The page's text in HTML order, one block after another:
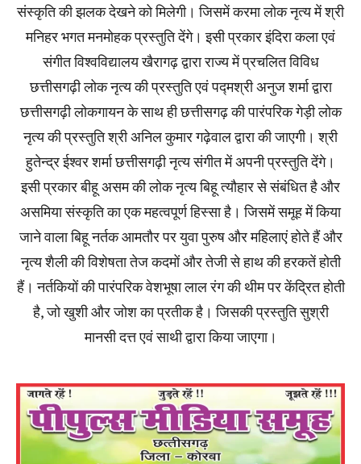
संस्कृति की झलक देखने को मिलेगी। जिसमें करमा लोक नृत्य में श्री
मनिहर भगत मनमोहक प्रस्तुति देंगे। इसी प्रकार इंदिरा कला एवं
संगीत विश्वविद्यालय खैरागढ़ द्वारा राज्य में प्रचलित विविध
छत्तीसगढ़ी लोक नृत्य की प्रस्तुति एवं पद्मश्री अनुज शर्मा द्वारा
छत्तीसगढ़ी लोकगायन के साथ ही छत्तीसगढ़ की पारंपरिक गेड़ी लोक
नृत्य की प्रस्तुति श्री अनिल कुमार गढ़ेवाल द्वारा की जाएगी। श्री
हुतेन्द्र ईश्वर शर्मा छत्तीसगढ़ी नृत्य संगीत में अपनी प्रस्तुति देंगे।
इसी प्रकार बीहू असम की लोक नृत्य बिहू त्यौहार से संबंधित है और
असमिया संस्कृति का एक महत्वपूर्ण हिस्सा है। जिसमें समूह में किया
जाने वाला बिहू नर्तक आमतौर पर युवा पुरुष और महिलाएं होते हैं और
नृत्य शैली की विशेषता तेज कदमों और तेजी से हाथ की हरकतें होती
हैं। नर्तकियों की पारंपरिक वेशभूषा लाल रंग की थीम पर केंद्रित होती
है, जो खुशी और जोश का प्रतीक है। जिसकी प्रस्तुति सुश्री
मानसी दत्त एवं साथी द्वारा किया जाएगा।